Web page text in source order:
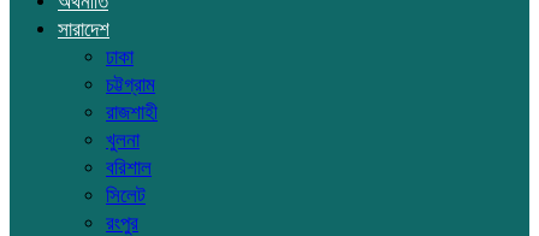
সারাদেশ
ঢাকা
চট্টগ্রাম
রাজশাহী
খুলনা
বরিশাল
সিলেট
রংপুর